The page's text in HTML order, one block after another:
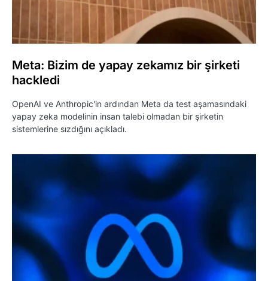
Meta: Bizim de yapay zekamız bir şirketi
hackledi
OpenAI ve Anthropic'in ardından Meta da test aşamasındaki
yapay zeka modelinin insan talebi olmadan bir şirketin
sistemlerine sızdığını açıkladı.